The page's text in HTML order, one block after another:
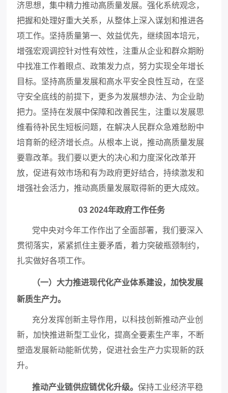
济思想，集中精力推动高质量发展。强化系统观念，
把握和处理好重大关系，从整体上深入谋划和推进各
项工作。坚持质量第一、效益优先，继续固本培元，
增强宏观调控针对性有效性，注重从企业和群众期盼
中找准工作着眼点、政策发力点，努力实现全年增长
目标。坚持高质量发展和高水平安全良性互动，在坚
守安全底线的前提下，更多为发展想办法、为企业助
把力。坚持在发展中保障和改善民生，注重以发展思
维看待补民生短板问题，在解决人民群众急难愁盼中
培育新的经济增长点。从根本上说，推动高质量发展
要靠改革。我们要以更大的决心和力度深化改革开
放，促进有效市场和有为政府更好结合，持续激发和
增强社会活力，推动高质量发展取得新的更大成效。
03 2024年政府工作任务
党中央对今年工作作出了全面部署，我们要深入
贯彻落实，紧紧抓住主要矛盾，着力突破瓶颈制约，
扎实做好各项工作。
（一）大力推进现代化产业体系建设，加快发展
新质生产力。
充分发挥创新主导作用，以科技创新推动产业创
新，加快推进新型工业化，提高全要素生产率，不断
塑造发展新动能新优势，促进社会生产力实现新的跃
升。
推动产业链供应链优化升级。保持工业经济平稳